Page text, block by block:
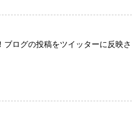
ブログの投稿をツイッターに反映さ